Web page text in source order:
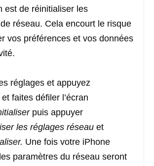
est de réinitialiser les
réseau. Cela encourt le risque
vos préférences et vos données
réglages et appuyez
et faites défiler l’écran
puis appuyer
les réglages réseau et
Une fois votre iPhone
paramètres du réseau seront